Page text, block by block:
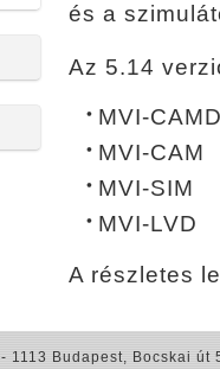
és a
Az 5.14
MVI-
MVI-CAM
MVI-SIM
MVI-LVD
A részletes
- 1113 Budapest, Bocskai út